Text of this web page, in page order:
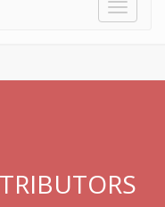
Toggle